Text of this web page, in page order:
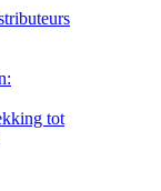
tot